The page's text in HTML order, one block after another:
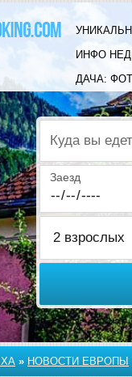
ИНФО
ДАЧА:
Куда вы едете?
Заезд
» НОВОСТИ ЕВРОПЫ